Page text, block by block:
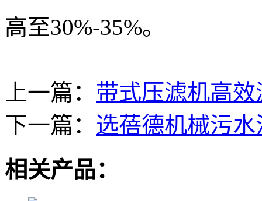
高至30%-35%。
上一篇： 带式压滤机高
下一篇： 选蓓德机械污
相关产品：